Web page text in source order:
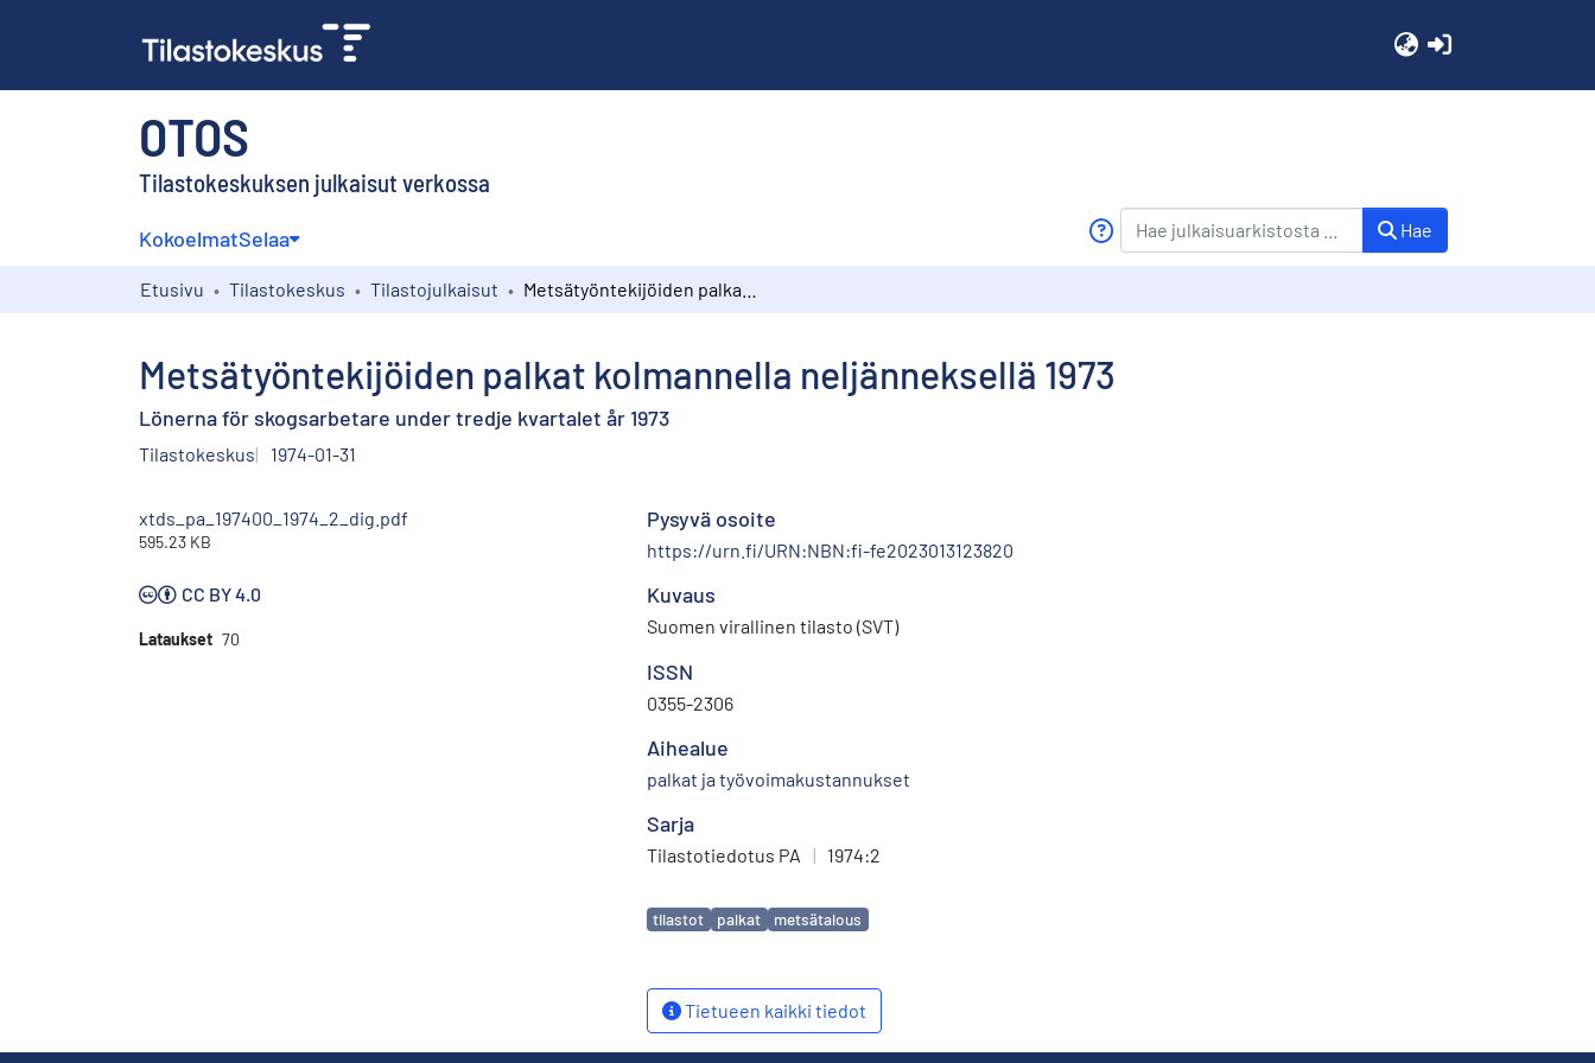
OTOS
Tilastokeskuksen julkaisut verkossa
KokoelmatSelaa Hae
Etusivu Tilastokeskus Tilastojulkaisut
Metsätyöntekijöiden palkat kolmannella neljänneksellä 1973
Lönerna för skogsarbetare under tredje kvartalet år 1973
Tilastokeskus 1974-01-31
xtds_pa_197400_1974_2_dig.pdf
595.23 KB
CC BY 4.0
Lataukset 70
Pysyvä osoite
https://urn.fi/URN:NBN:fi-fe2023013123820
Kuvaus
Suomen virallinen tilasto (SVT)
ISSN
0355-2306
Aihealue
palkat ja työvoimakustannukset
Sarja
Tilastotiedotus PA | 1974:2
Avainsanat
tilastot palkat metsätalous
Tietueen kaikki tiedot